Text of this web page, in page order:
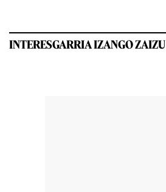
INTERESGARRIA IZANGO ZAIZU